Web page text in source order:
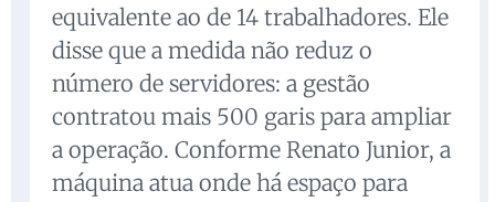
equivalente ao de 14 trabalhadores. Ele
disse que a medida não reduz o
número de servidores: a gestão
contratou mais 500 garis para ampliar
a operação. Conforme Renato Junior, a
máquina atua onde há espaço para